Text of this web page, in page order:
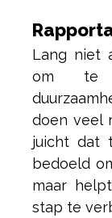
Lang niet
om te
doen veel
juicht dat
bedoeld
maar
stap te